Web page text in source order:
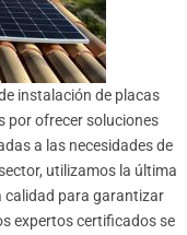
instalación de placas
por ofrecer soluciones
a las necesidades de
utilizamos la última
calidad para garantizar
expertos certificados se